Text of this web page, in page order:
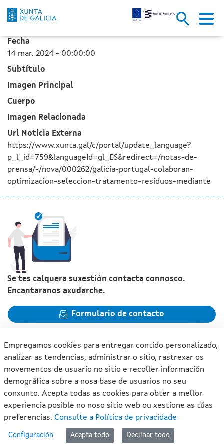
Galicia e Portugal colaboran
Skip to Main Content
Fecha
14 mar. 2024 - 00:00:00
Subtítulo
Imagen Principal
Cuerpo
Imagen Relacionada
Url Noticia Externa
https://www.xunta.gal/c/portal/update_language?
p_l_id=759&languageId=gl_ES&redirect=/notas-de-
prensa/-/nova/000262/galicia-portugal-colaboran-
optimizacion-seleccion-tratamento-residuos-mediante
Se tes calquera suxestión contacta connosco.
Encantaranos axudarche.
Formulario de contacto
Xunta de Galicia. Información mantida e publicada na internet
pola Xunta de Galicia
Atención á cidadanía
Accesibilidade
Empregamos cookies para entregar contido personalizado,
analizar as tendencias, administrar o sitio, rastrexar os
movementos de usuario no sitio e recoller información
demográfica sobre a nosa base de usuarios no seu
conxunto. Acepta todas as cookies para obter a mellor
experiencia posible no noso sitio web ou xestione as túas
preferencias. Consulte a Política de privacidade
Configuración Acepta todo Declinar todo